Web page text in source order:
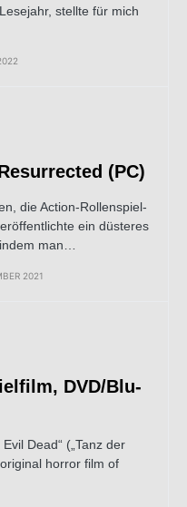
stellte für mich
(PC)
die Action-Rollenspiel-
ein düsteres
man…
2021
DVD/Blu-
Dead“ („Tanz der
horror film of